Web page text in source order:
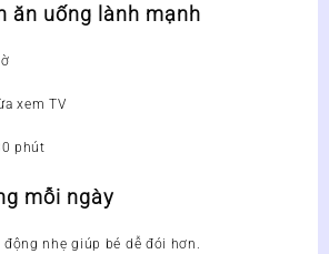
ăn uống lành mạnh
xem TV
phút
mỗi ngày
nhẹ giúp bé dễ đói hơn.